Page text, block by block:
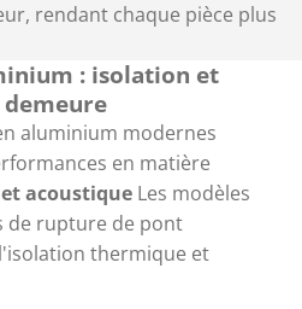
rendant chaque pièce plus
: isolation et
aluminium modernes
en matière
acoustique Les modèles
de rupture de pont
thermique et